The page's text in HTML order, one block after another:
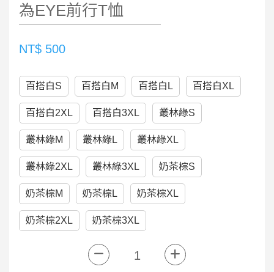
為EYE前行T恤
NT$ 500
百搭白S 百搭白M 百搭白L 百搭白XL
百搭白2XL 百搭白3XL 叢林綠S
叢林綠M 叢林綠L 叢林綠XL
叢林綠2XL 叢林綠3XL 奶茶棕S
奶茶棕M 奶茶棕L 奶茶棕XL
奶茶棕2XL 奶茶棕3XL